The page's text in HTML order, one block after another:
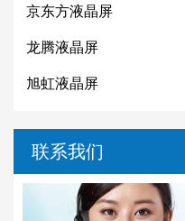
京东方液晶屏
龙腾液晶屏
旭虹液晶屏
联系我们